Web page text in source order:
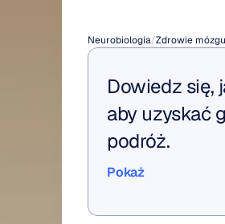
Neurobiologia/Zdrowie mózgu
Dowiedz się,
aby uzyskać
podróż.
Pokaż